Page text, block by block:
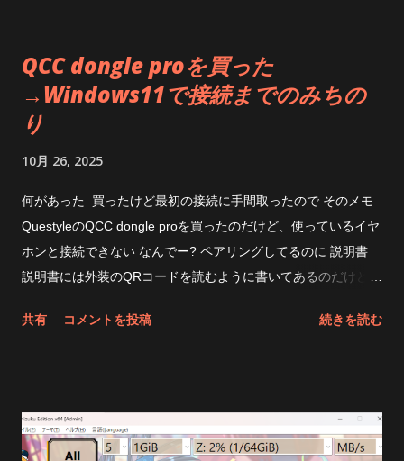
Memory Dynamicallyというのは、メモリを必要に応じてってこ
とだからと思って以前試したことがあったけど、なんかImDisk
のときは不安定だったんだよな AdvancedのとこにあるUse
クしてみたら速くなった おお、大分速くなった。なったけ
ど・・・・なんで？ これだとImDiskよりちょっと遅いくらいに
なるのか もしやQuickFormatととかでも変わるのか？と思った
けどそこまでやる気も無かったので放置。速くなるわけないよ
ね。 後は圧縮とか、取り外しメディアとかだし。 最近の性能
ちゃったね まあそれでとにかく速度を稼ぎたいぜって人は
だにスタンダード版は8GBまでなんだな キャッシュ領域にした
いなら大人しく余ってるSSDを使った方がいいんじゃ無いかっ
QCC dongle proを買った
→Windows11で接続までのみちの
り
10月 26, 2025
何があった 買ったけど最初の接続に手間取ったので そのメモ
QuestyleのQCC dongle proを買ったのだけど、使っているイヤ
ホンと接続できない なんでー? ペアリングしてるのに 説明書
説明書には外装のQRコードを読むように書いてあるのだけど
んと ヘッドホンのところには QCC Dongle Pro って出てるの
グルとイヤホンをペアリングする必要があった 何だそりゃー
Google PlayでQuestyleで検索かけるか こちら でまずはインス
共有 コメントを投稿 続きを読む